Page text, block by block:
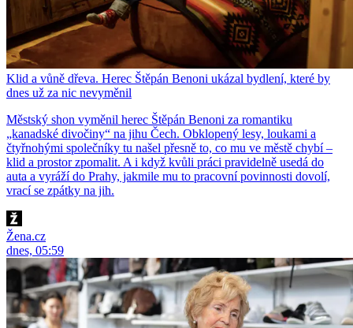
Klid a vůně dřeva. Herec Štěpán Benoni ukázal bydlení, které by
dnes už za nic nevyměnil
Městský shon vyměnil herec Štěpán Benoni za romantiku
„kanadské divočiny“ na jihu Čech. Obklopený lesy, loukami a
čtyřnohými společníky tu našel přesně to, co mu ve městě chybí –
klid a prostor zpomalit. A i když kvůli práci pravidelně usedá do
auta a vyráží do Prahy, jakmile mu to pracovní povinnosti dovolí,
vrací se zpátky na jih.
Žena.cz
dnes, 05:59